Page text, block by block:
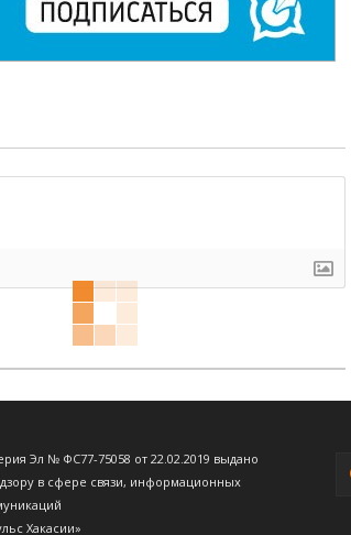
Эл № ФС77-75058 от 22.02.2019 выдано
в сфере связи, информационных
Хакасии»